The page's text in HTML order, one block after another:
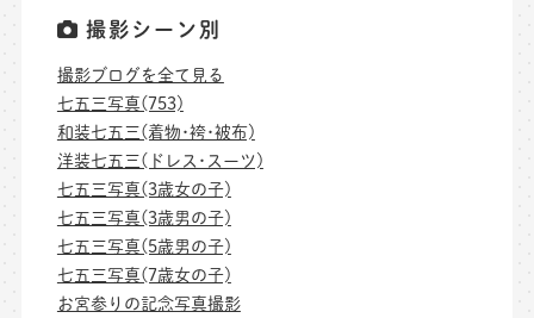
撮影シーン別
撮影ブログを全て見る
七五三写真(753)
和装七五三(着物･袴･被布)
洋装七五三(ドレス･スーツ)
七五三写真(3歳女の子)
七五三写真(3歳男の子)
七五三写真(5歳男の子)
七五三写真(7歳女の子)
お宮参りの記念写真撮影